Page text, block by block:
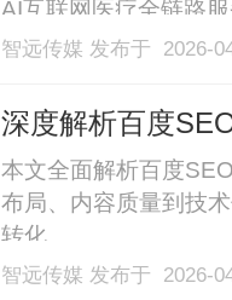
AI互联网医疗全链路
称“百腾青年”）深度
略合作，共同探索“互
智远传媒 发布于 2026-
深度解析百度
本文全面解析百度
布局、内容质量到技
转化。......
智远传媒 发布于 2026-